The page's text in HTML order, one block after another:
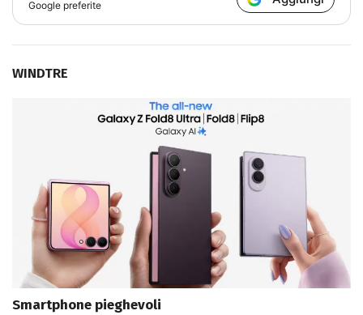
Google preferite
WINDTRE
Smartphone pieghevoli